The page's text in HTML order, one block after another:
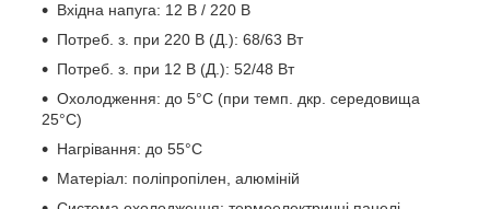
Вхідна напуга: 12 В / 220 В
Потреб. з. при 220 В (Д.): 68/63 Вт
Потреб. з. при 12 В (Д.): 52/48 Вт
Охолодження: до 5°С (при темп. дкр. середовища
25°С)
Нагрівання: до 55°С
Матеріал: поліпропілен, алюміній